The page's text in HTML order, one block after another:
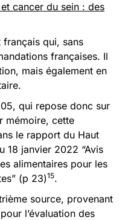
cancer du sein : des
français qui, sans
françaises. Il
mais également en
qui repose donc sur
mémoire, cette
le rapport du Haut
18 janvier 2022 “Avis
alimentaires pour les
(p 23)15.
source, provenant
l’évaluation des